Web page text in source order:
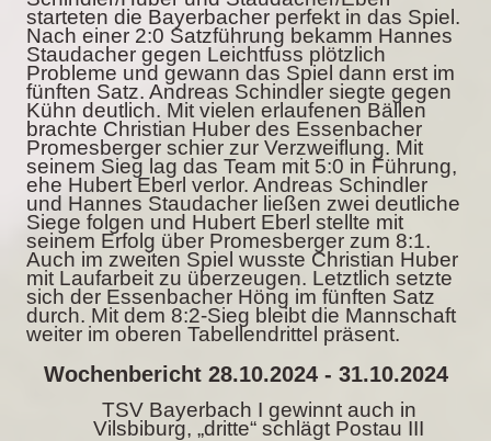
starteten die Bayerbacher perfekt in das Spiel.
Nach einer 2:0 Satzführung bekamm Hannes
Staudacher gegen Leichtfuss plötzlich
Probleme und gewann das Spiel dann erst im
fünften Satz. Andreas Schindler siegte gegen
Kühn deutlich. Mit vielen erlaufenen Bällen
brachte Christian Huber des Essenbacher
Promesberger schier zur Verzweiflung. Mit
seinem Sieg lag das Team mit 5:0 in Führung,
ehe Hubert Eberl verlor. Andreas Schindler
und Hannes Staudacher ließen zwei deutliche
Siege folgen und Hubert Eberl stellte mit
seinem Erfolg über Promesberger zum 8:1.
Auch im zweiten Spiel wusste Christian Huber
mit Laufarbeit zu überzeugen. Letztlich setzte
sich der Essenbacher Höng im fünften Satz
durch. Mit dem 8:2-Sieg bleibt die Mannschaft
weiter im oberen Tabellendrittel präsent.
Wochenbericht 28.10.2024 - 31.10.2024
TSV Bayerbach I gewinnt auch in
Vilsbiburg, „dritte“ schlägt Postau III